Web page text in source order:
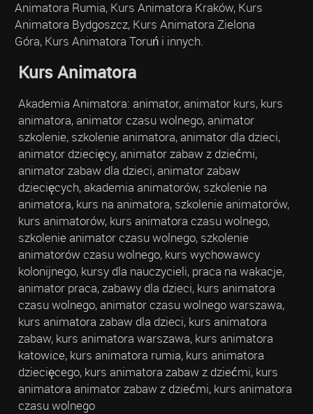
Animatora Rumia, Kurs Animatora Kraków, Kurs
Animatora Bydgoszcz, Kurs Animatora Zielona
Góra, Kurs Animatora Toruń i innych.
Kurs Animatora
Akademia Animatora: animator, animator kurs, kurs
animatora, animator czasu wolnego, animator
szkolenie, szkolenie animatora, animator dla dzieci,
animator dziecięcy, animator zabaw z dziećmi,
animator zabaw dla dzieci, animator zabaw
dziecięcych, akademia animatorów, szkolenie na
animatora, kurs na animatora, szkolenie animatorów,
kurs animatorów, kurs animatora czasu wolnego,
szkolenie animator czasu wolnego, szkolenie
animatorów czasu wolnego, kurs wychowawcy
kolonijnego, kursy dla nauczycieli, praca na wakacje,
animator praca, zabawy dla dzieci, kurs animatora
czasu wolnego, animator czasu wolnego warszawa,
kurs animatora zabaw dla dzieci, kurs animatora
zabaw, kurs animatora warszawa, kurs animatora
katowice, kurs animatora rumia, kurs animatora
dziecięcego, kurs animatora zabaw z dziećmi, kurs
animatora animator zabaw z dziećmi, kurs animatora
czasu wolnego